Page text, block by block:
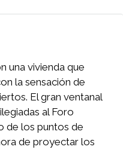
una vivienda que
la sensación de
El gran ventanal
al Foro
de los puntos de
de proyectar los